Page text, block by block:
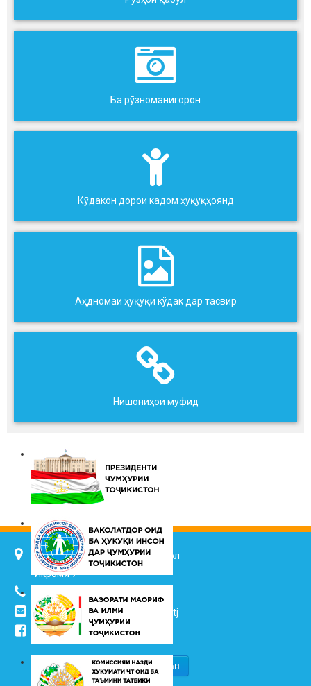
Ба рӯзноманигорон
Кӯдакон дорои кадом ҳуқуқҳоянд
Аҳдномаи ҳуқуқи кўдак дар тасвир
Нишониҳои муфид
734025, ш. Душанбе, кӯч. Ҷалол
Икромӣ 7
(+992 37) 2217352
info@vhk.tj
info@ombudsman.tj
/kudakon